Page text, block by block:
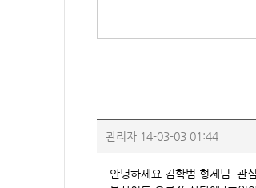
관리자 14-03-03 01:44
안녕하세요 김학범 형제님. 관